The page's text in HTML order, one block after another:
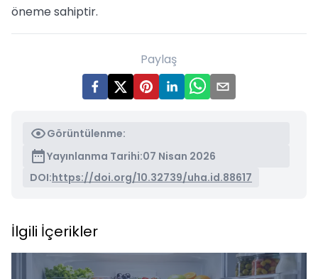
öneme sahiptir.
Paylaş
Görüntülenme:
Yayınlanma Tarihi:07 Nisan 2026
DOI:https://doi.org/10.32739/uha.id.88617
İlgili İçerikler